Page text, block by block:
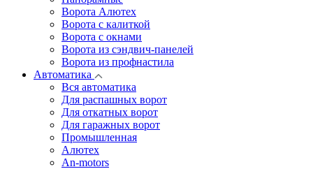
Ворота Алютех
Ворота с калиткой
Ворота c окнами
Ворота из сэндвич-панелей
Ворота из профнастила
Автоматика
Вся автоматика
Для распашных ворот
Для откатных ворот
Для гаражных ворот
Промышленная
Алютех
An-motors